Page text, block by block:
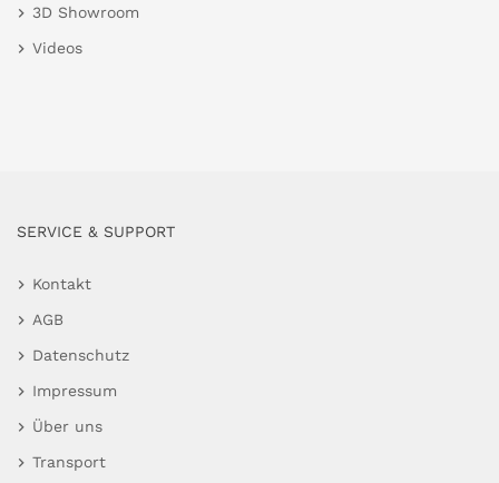
3D Showroom
Videos
SERVICE & SUPPORT
Kontakt
AGB
Datenschutz
Impressum
Über uns
Transport